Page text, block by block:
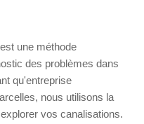
une méthode
des problèmes dans
qu'entreprise
nous utilisons la
vos canalisations.